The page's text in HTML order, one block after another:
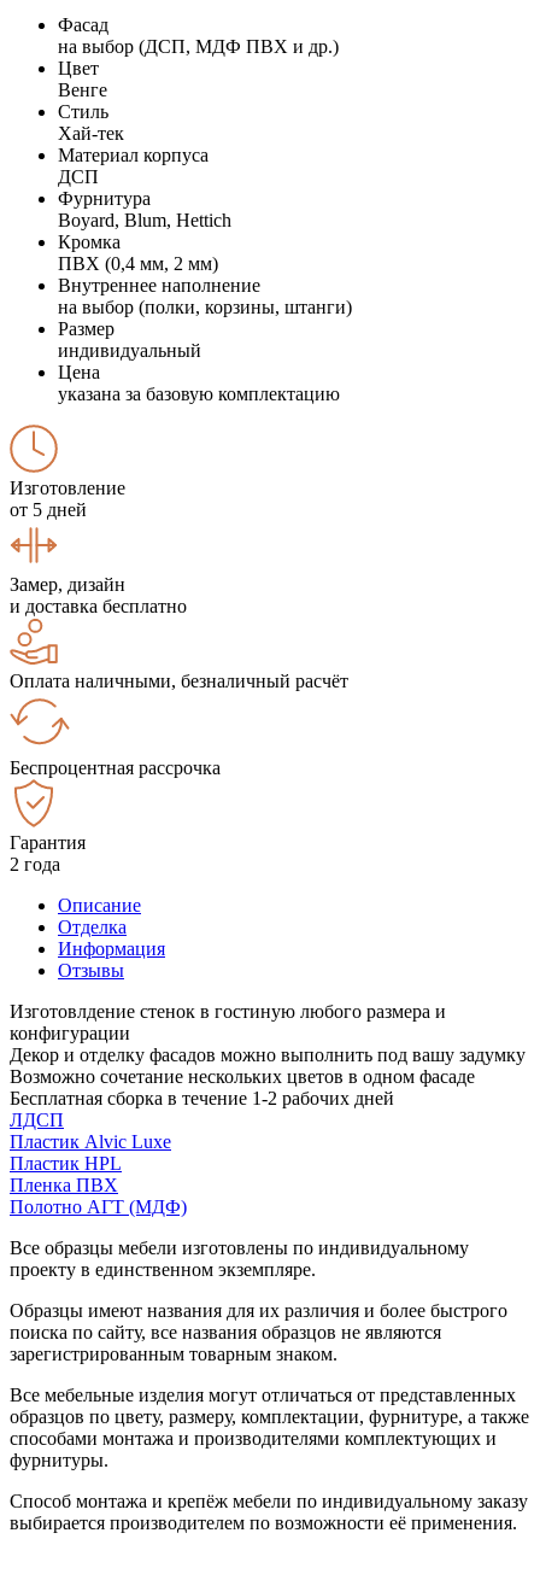
Фасад
на выбор (ДСП, МДФ ПВХ и др.)
Цвет
Венге
Стиль
Хай-тек
Материал корпуса
ДСП
Фурнитура
Boyard, Blum, Hettich
Кромка
ПВХ (0,4 мм, 2 мм)
Внутреннее наполнение
на выбор (полки, корзины, штанги)
Размер
индивидуальный
Цена
указана за базовую комплектацию
Изготовление
от 5 дней
Замер, дизайн
и доставка бесплатно
Оплата наличными, безналичный расчёт
Беспроцентная рассрочка
Гарантия
2 года
Описание
Отделка
Информация
Отзывы
Изготовлдение стенок в гостиную любого размера и
конфигурации
Декор и отделку фасадов можно выполнить под вашу задумку
Возможно сочетание нескольких цветов в одном фасаде
Бесплатная сборка в течение 1-2 рабочих дней
ЛДСП
Пластик Alvic Luxe
Пластик HPL
Пленка ПВХ
Полотно АГТ (МДФ)
Все образцы мебели изготовлены по индивидуальному
проекту в единственном экземпляре.
Образцы имеют названия для их различия и более быстрого
поиска по сайту, все названия образцов не являются
зарегистрированным товарным знаком.
Все мебельные изделия могут отличаться от представленных
образцов по цвету, размеру, комплектации, фурнитуре, а также
способами монтажа и производителями комплектующих и
фурнитуры.
Способ монтажа и крепёж мебели по индивидуальному заказу
выбирается производителем по возможности её применения.